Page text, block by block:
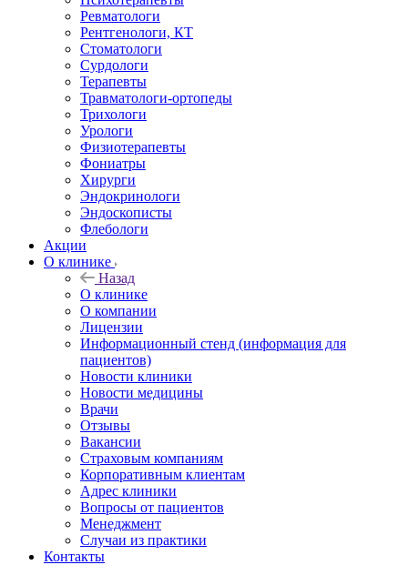
Ревматологи
Рентгенологи, КТ
Стоматологи
Сурдологи
Терапевты
Травматологи-ортопеды
Трихологи
Урологи
Физиотерапевты
Фониатры
Хирурги
Эндокринологи
Эндоскописты
Флебологи
Акции
О клинике
Назад
О клинике
О компании
Лицензии
Информационный стенд (информация для
пациентов)
Новости клиники
Новости медицины
Врачи
Отзывы
Вакансии
Страховым компаниям
Корпоративным клиентам
Адрес клиники
Вопросы от пациентов
Менеджмент
Случаи из практики
Контакты